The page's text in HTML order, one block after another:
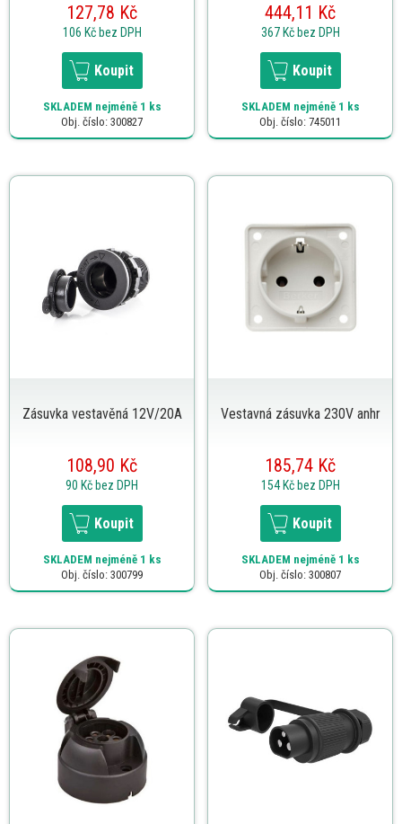
127,78 Kč
106 Kč bez DPH
Koupit
SKLADEM nejméně 1 ks
Obj. číslo: 300827
444,11 Kč
367 Kč bez DPH
Koupit
SKLADEM nejméně 1 ks
Obj. číslo: 745011
Zásuvka vestavěná 12V/20A
108,90 Kč
90 Kč bez DPH
Koupit
SKLADEM nejméně 1 ks
Obj. číslo: 300799
Vestavná zásuvka 230V anhr
185,74 Kč
154 Kč bez DPH
Koupit
SKLADEM nejméně 1 ks
Obj. číslo: 300807